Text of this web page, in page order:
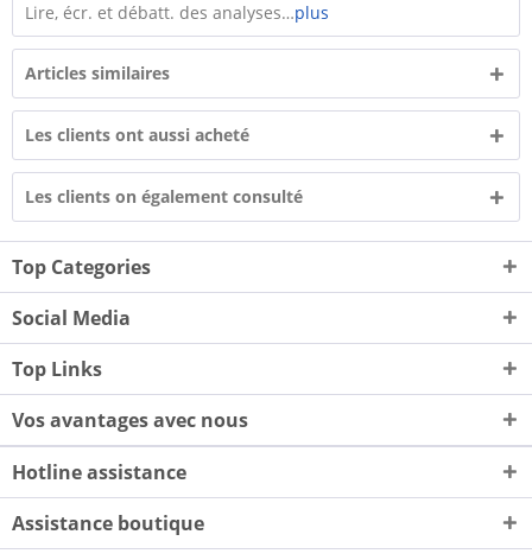
Lire, écr. et débatt. des analyses…plus
Articles similaires
Les clients ont aussi acheté
Les clients on également consulté
Top Categories
Social Media
Top Links
Vos avantages avec nous
Hotline assistance
Assistance boutique